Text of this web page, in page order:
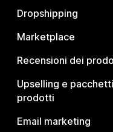
Dropshipping
Marketplace
Recensioni dei
Upselling e
prodotti
Email marketing